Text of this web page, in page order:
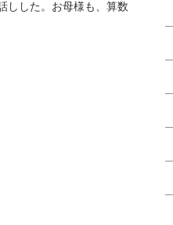
しした。お母様も、算数